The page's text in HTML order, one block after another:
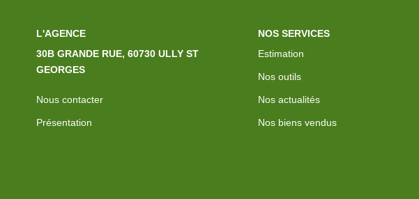
L'AGENCE
30B GRANDE RUE, 60730 ULLY ST
GEORGES
Nous contacter
Présentation
NOS SERVICES
Estimation
Nos outils
Nos actualités
Nos biens vendus